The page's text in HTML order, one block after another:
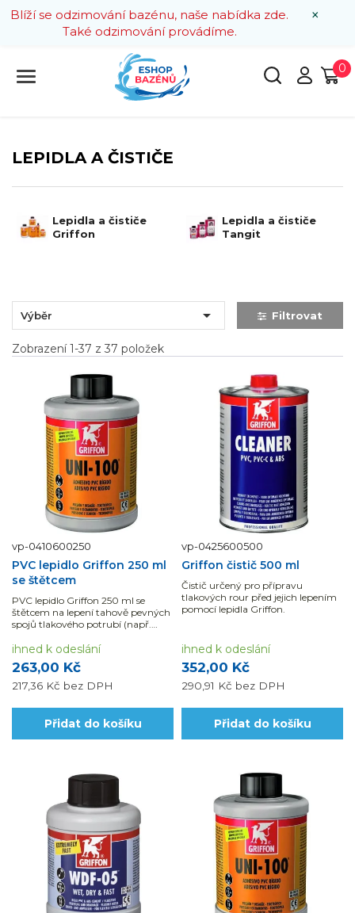
×
Blíží se odzimování bazénu, naše nabídka zde.
Také odzimování provádíme.
0
LEPIDLA A ČISTIČE
Lepidla a čističe
Griffon
Lepidla a čističe
Tangit
Výběr  Filtrovat
Zobrazení 1-37 z 37 položek
vp-0410600250
PVC lepidlo Griffon 250 ml
se štětcem
PVC lepidlo Griffon 250 ml se
štětcem na lepení tahově pevných
spojů tlakového potrubí (např.
PVC-U. Pro kvalitní lepený spoj je
nutné použít čistič, který lepené...
263,00 Kč
217,36 Kč bez DPH
ihned k odeslání
Přidat do košíku
vp-0425600500
Griffon čistič 500 ml
Čistič určený pro přípravu
tlakových rour před jejich lepením
pomocí lepidla Griffon.
352,00 Kč
290,91 Kč bez DPH
ihned k odeslání
Přidat do košíku